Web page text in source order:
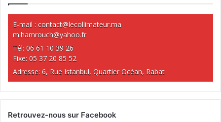
E-mail : contact@lecollimateur.ma
m.hamrouch@yahoo.fr
Tél: 06 61 10 39 26
Fixe: 05 37 20 85 52
Adresse: 6, Rue Istanbul, Quartier Océan, Rabat
Retrouvez-nous sur Facebook